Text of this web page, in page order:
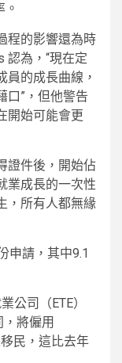
程的影響還為時
認為，“現在定
員的成長曲線，
口”，但他警告
開始可能會更
證件後，開始佔
業成長的一次性
，所有人都無緣
申請，其中9.1
公司（ETE）
將僱用
民，這比去年